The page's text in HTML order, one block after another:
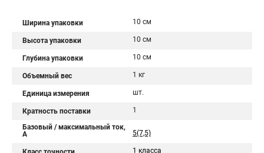
Ширина упаковки 10 см
Высота упаковки 10 см
Глубина упаковки 10 см
Объемный вес 1 кг
Единица измерения шт.
Кратность поставки 1
Базовый / максимальный ток,
А
5(7,5)
1 класса